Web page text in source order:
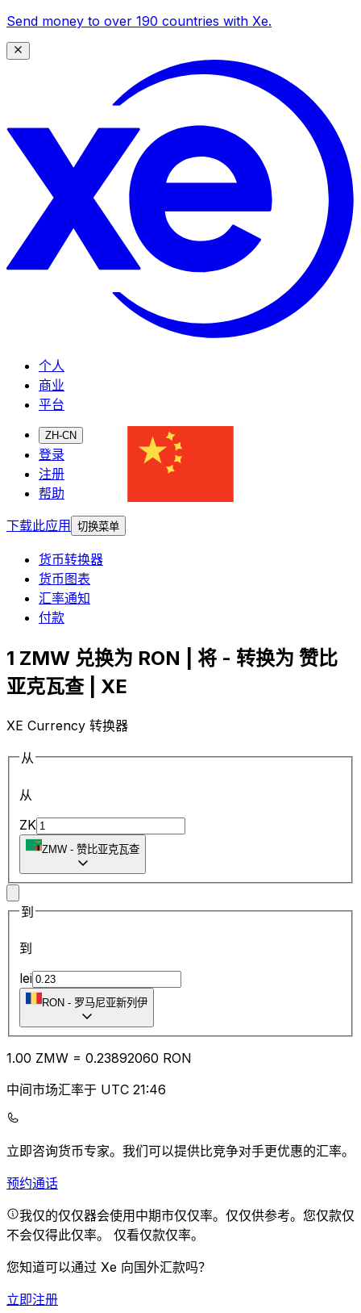
Send money to over 190 countries with Xe.
个人
商业
平台
ZH-CN
登录
注册
帮助
下载此应用
切换菜单
货币转换器
货币图表
汇率通知
付款
1 ZMW 兑换为 RON | 将 - 转换为 赞比
亚克瓦查 | XE
XE Currency 转换器
从
从
ZK
ZMW - 赞比亚克瓦查
到
到
lei
RON - 罗马尼亚新列伊
1.00 ZMW = 0.23892060 RON
中间市场汇率于 UTC 21:46
立即咨询货币专家。 我们可以提供比竞争对手更优惠的汇率。
预约通话
我仅的仅仅器会使用中期市仅仅率。仅仅供参考。您仅款仅
不会仅得此仅率。 仅看仅款仅率。
您知道可以通过 Xe 向国外汇款吗？
立即注册